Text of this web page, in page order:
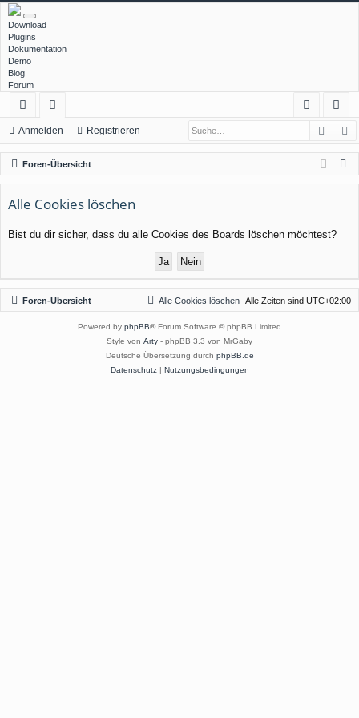
Download
Plugins
Dokumentation
Demo
Blog
Forum
ch
ne
llz
ug
rif
or
en
m
el
n
ist
rie
n
Anmelden Registrieren
Foren-Übersicht
Alle Cookies löschen
Bist du dir sicher, dass du alle Cookies des Boards löschen möchtest?
Foren-Übersicht Alle Zeiten sind UTC+02:00
Alle Cookies löschen
Powered by phpBB® Forum Software © phpBB Limited
Style von Arty - phpBB 3.3 von MrGaby
Deutsche Übersetzung durch phpBB.de
Datenschutz| Nutzungsbedingungen